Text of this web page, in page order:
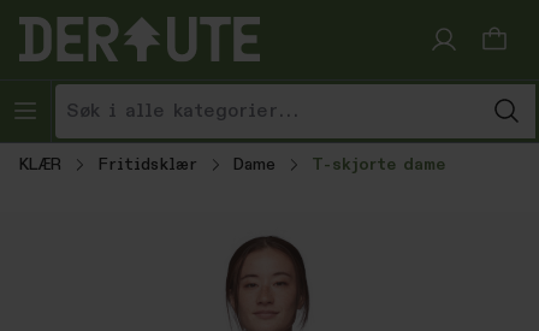
Hopp til innhold
KLÆR Fritidsklær Dame T-skjorte dame